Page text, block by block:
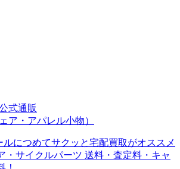
式通販
ア・アパレル小物）